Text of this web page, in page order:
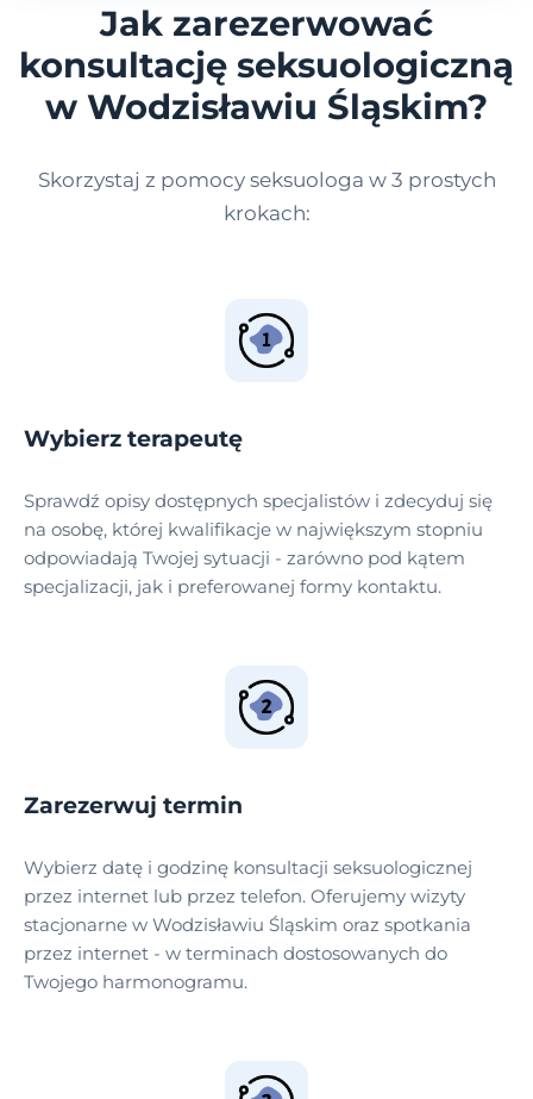
Jak zarezerwować
konsultację seksuologiczną
w Wodzisławiu Śląskim?
Skorzystaj z pomocy seksuologa w 3 prostych
krokach:
Wybierz terapeutę
Sprawdź opisy dostępnych specjalistów i zdecyduj się
na osobę, której kwalifikacje w największym stopniu
odpowiadają Twojej sytuacji - zarówno pod kątem
specjalizacji, jak i preferowanej formy kontaktu.
Zarezerwuj termin
Wybierz datę i godzinę konsultacji seksuologicznej
przez internet lub przez telefon. Oferujemy wizyty
stacjonarne w Wodzisławiu Śląskim oraz spotkania
przez internet - w terminach dostosowanych do
Twojego harmonogramu.